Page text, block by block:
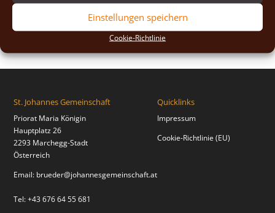
Einstellungen speichern
Cookie-Richtlinie
St. Johannes Gemeinschaft
Priorat Maria Königin
Hauptplatz 26
2293 Marchegg-Stadt
Österreich
Email: brueder@johannesgemeinschaft.at
Tel: +43 676 64 55 681
Quicklinks
Impressum
Cookie-Richtlinie (EU)